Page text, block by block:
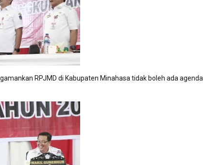
RPJMD di Kabupaten Minahasa tidak boleh ada agenda